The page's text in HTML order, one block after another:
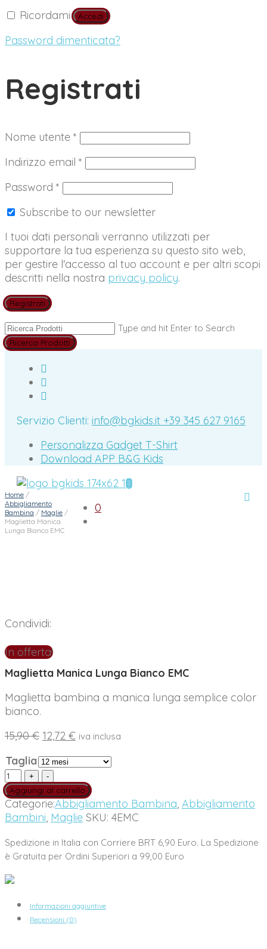
Ricordami
Accedi
Password dimenticata?
Registrati
Nome utente * Richiesto
Indirizzo email * Richiesto
Password * Richiesto
Subscribe to our newsletter
I tuoi dati personali verranno utilizzati per
supportare la tua esperienza su questo sito web,
per gestire l'accesso al tuo account e per altri scopi
descritti nella nostra privacy policy.
Registrati
Type and hit Enter to Search
Servizio Clienti: info@bgkids.it +39 345 627 9165
Personalizza Gadget T-Shirt
Download APP B&G Kids
0
Home /
Abbigliamento
Bambina / Maglie /
Maglietta Manica
Lunga Bianco EMC
Condividi:
In offerta!
Maglietta Manica Lunga Bianco EMC
Maglietta bambina a manica lunga semplice color
bianco.
15,90€ Il
originale
era:
15,90 €.
12,72 €Il
attuale
12,72 €.
iva inclusa
Taglia
Maglietta
Manica
Lunga
Bianco
quantity
Aggiungi al carrello
Categorie:Abbigliamento Bambina, Abbigliamento
Bambini, Maglie SKU: 4EMC
Spedizione in Italia con Corriere BRT 6,90 Euro. La Spedizione
è Gratuita per Ordini Superiori a 99,00 Euro
Informazioni aggiuntive
Recensioni (0)